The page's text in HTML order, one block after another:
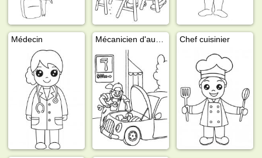
Médecin Chef cuisinier